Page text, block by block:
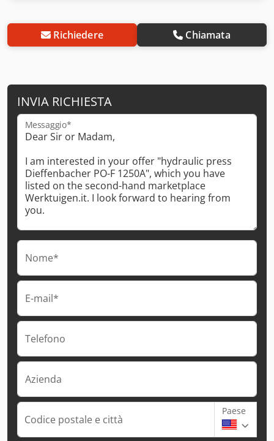
Richiedere Chiamata
INVIA RICHIESTA
Messaggio*
Nome*
E-mail*
Telefono
Azienda
Codice postale e città
Paese